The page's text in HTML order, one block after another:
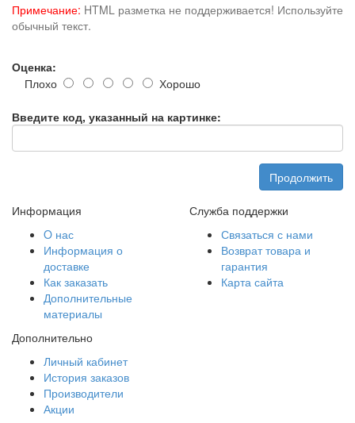
Примечание: HTML разметка не поддерживается! Используйте
обычный текст.
Оценка:
Плохо
Хорошо
Введите код, указанный на картинке:
Продолжить
Информация
O нас
Информация о
доставке
Как заказать
Дополнительные
материалы
Служба поддержки
Связаться с нами
Возврат товара и
гарантия
Карта сайта
Дополнительно
Личный кабинет
История заказов
Производители
Акции